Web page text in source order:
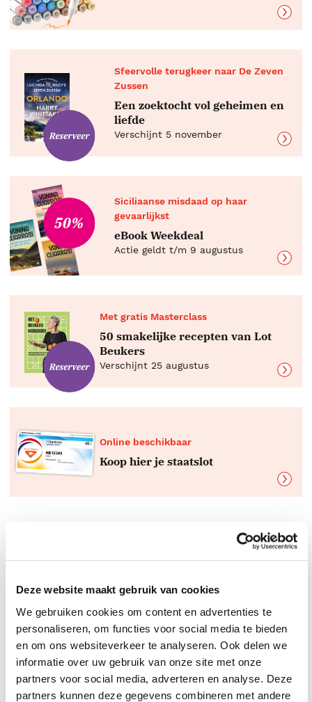
Deze website maakt gebruik van cookies
We gebruiken cookies om content en advertenties te
personaliseren, om functies voor social media te bieden
en om ons websiteverkeer te analyseren. Ook delen we
informatie over uw gebruik van onze site met onze
partners voor social media, adverteren en analyse. Deze
partners kunnen deze gegevens combineren met andere
Sfeervolle terugkeer naar De Zeven
Zussen
Een zoektocht vol geheimen en
liefde
Verschijnt 5 november
50%
Siciliaanse misdaad op haar
gevaarlijkst
eBook Weekdeal
Actie geldt t/m 9 augustus
Met gratis Masterclass
50 smakelijke recepten van Lot
Beukers
Verschijnt 25 augustus
Online beschikbaar
Koop hier je staatslot